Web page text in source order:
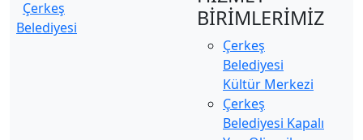
Çerkeş
Belediyesi
BİRİMLERİMİZ
Çerkeş
Belediyesi
Kültür Merkezi
Çerkeş
Belediyesi Kapalı